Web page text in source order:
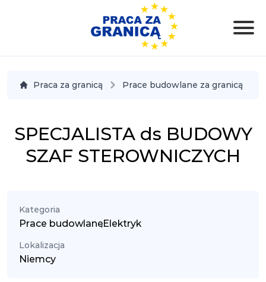
Praca za granicą Prace budowlane za granicą
SPECJALISTA ds BUDOWY
SZAF STEROWNICZYCH
Kategoria
Prace budowlane,Elektryk
Lokalizacja
Niemcy